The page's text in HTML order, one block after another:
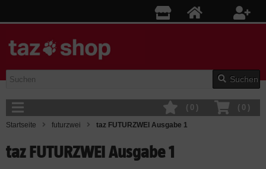
Suchen
( 0 )
( 0 )
Startseite futurzwei taz FUTURZWEI Ausgabe 1
taz FUTURZWEI Ausgabe 1